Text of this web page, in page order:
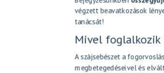
végzett beavatkozások
tanácsát!
Mivel foglalkozik
A szájsebészet a
megbetegedéseivel és